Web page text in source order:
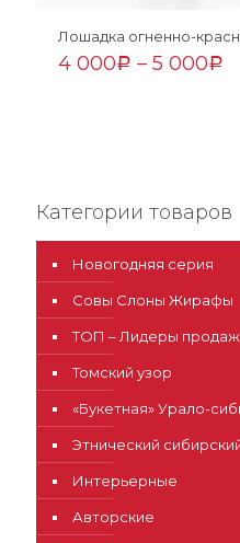
Лошадка огненно-
4 000Р – 5 000Р
Категории товаров
Новогодняя серия
Совы Слоны Жирафы
ТОП – Лидеры продаж
Томский узор
«Букетная» Урало-
Этнический
Интерьерные
Авторские